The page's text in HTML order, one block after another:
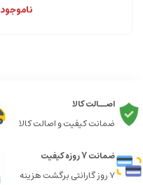
ناموجود
اصــالت کالا
ضمانت کیفیت و اصالت کالا
ضمانت 7 روزه کیفیت
7 روز گارانتی برگشت هزینه